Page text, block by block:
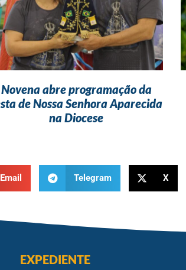
Novena abre programação da
de Nossa Senhora Aparecida
na Diocese
Email Telegram X
EXPEDIENTE